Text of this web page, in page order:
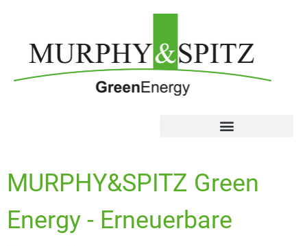
MURPHY&SPITZ Green
Energy - Erneuerbare